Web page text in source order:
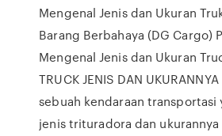
Mengenal Jenis dan Ukuran
Barang Berbahaya (DG Cargo)
Mengenal Jenis dan Ukuran
TRUCK JENIS DAN
sebuah kendaraan transportasi
jenis trituradora dan